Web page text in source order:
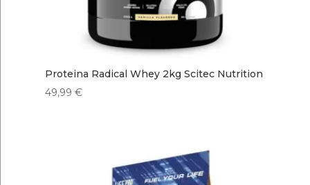
Proteina Radical Whey 2kg Scitec Nutrition
49,99 €